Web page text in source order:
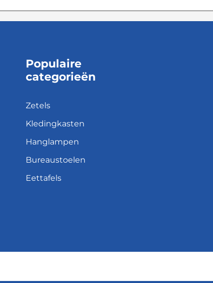
Populaire
categorieën
Zetels
Kledingkasten
Hanglampen
Bureaustoelen
Eettafels